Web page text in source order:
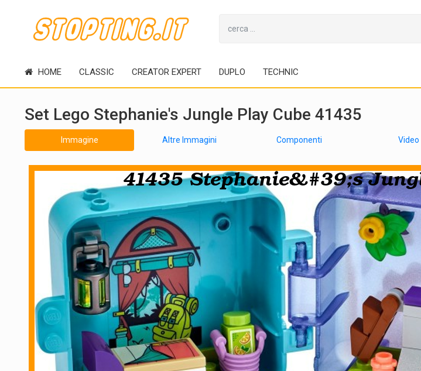
HOME CLASSIC CREATOR EXPERT DUPLO TECHNIC
Set Lego Stephanie's Jungle Play Cube 41435
Immagine Altre Immagini Componenti Video